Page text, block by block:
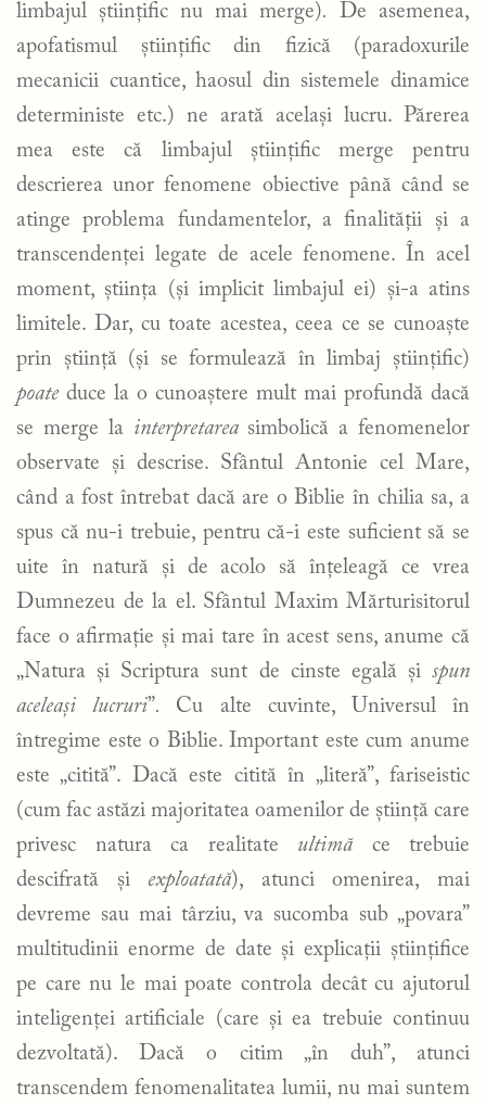
limbajul științific nu mai merge). De asemenea,
apofatismul științific din fizică (paradoxurile
mecanicii cuantice, haosul din sistemele dinamice
deterministe etc.) ne arată același lucru. Părerea
mea este că limbajul științific merge pentru
descrierea unor fenomene obiective până când se
atinge problema fundamentelor, a finalității și a
transcendenței legate de acele fenomene. În acel
moment, știința (și implicit limbajul ei) și-a atins
limitele. Dar, cu toate acestea, ceea ce se cunoaște
prin știință (și se formulează în limbaj științific)
poateduce la o cunoaștere mult mai profundă dacă
se merge la interpretareasimbolică a fenomenelor
observate și descrise. Sfântul Antonie cel Mare,
când a fost întrebat dacă are o Biblie în chilia sa, a
spus că nu-i trebuie, pentru că-i este suficient să se
uite în natură și de acolo să înțeleagă ce vrea
Dumnezeu de la el. Sfântul Maxim Mărturisitorul
face o afirmație și mai tare în acest sens, anume că
„Natura și Scriptura sunt de cinste egală și spun
aceleași lucruri”. Cu alte cuvinte, Universul în
întregime este o Biblie. Important este cum anume
este „citită”. Dacă este citită în „literă”, fariseistic
(cum fac astăzi majoritatea oamenilor de știință care
privesc natura ca realitate ultimăce trebuie
descifrată și exploatată), atunci omenirea, mai
devreme sau mai târziu, va sucomba sub „povara”
multitudinii enorme de date și explicații științifice
pe care nu le mai poate controla decât cu ajutorul
inteligenței artificiale (care și ea trebuie continuu
dezvoltată). Dacă o citim „în duh”, atunci
transcendem fenomenalitatea lumii, nu mai suntem